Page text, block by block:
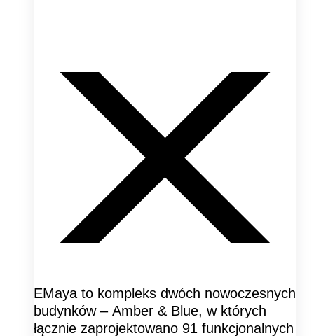
EMaya to kompleks dwóch nowoczesnych
budynków – Amber & Blue, w których
łącznie zaprojektowano 91 funkcjonalnych